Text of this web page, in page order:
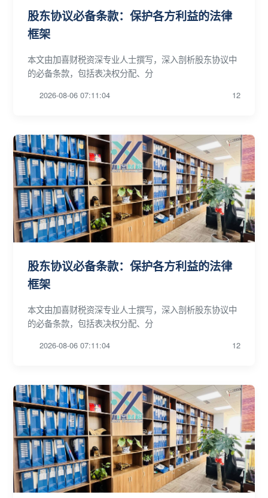
股东协议必备条款：保护各方利益的法律
框架
本文由加喜财税资深专业人士撰写，深入剖析股东协议中
的必备条款，包括表决权分配、分
2026-08-06 07:11:04 12
股东协议必备条款：保护各方利益的法律
框架
本文由加喜财税资深专业人士撰写，深入剖析股东协议中
的必备条款，包括表决权分配、分
2026-08-06 07:11:04 12